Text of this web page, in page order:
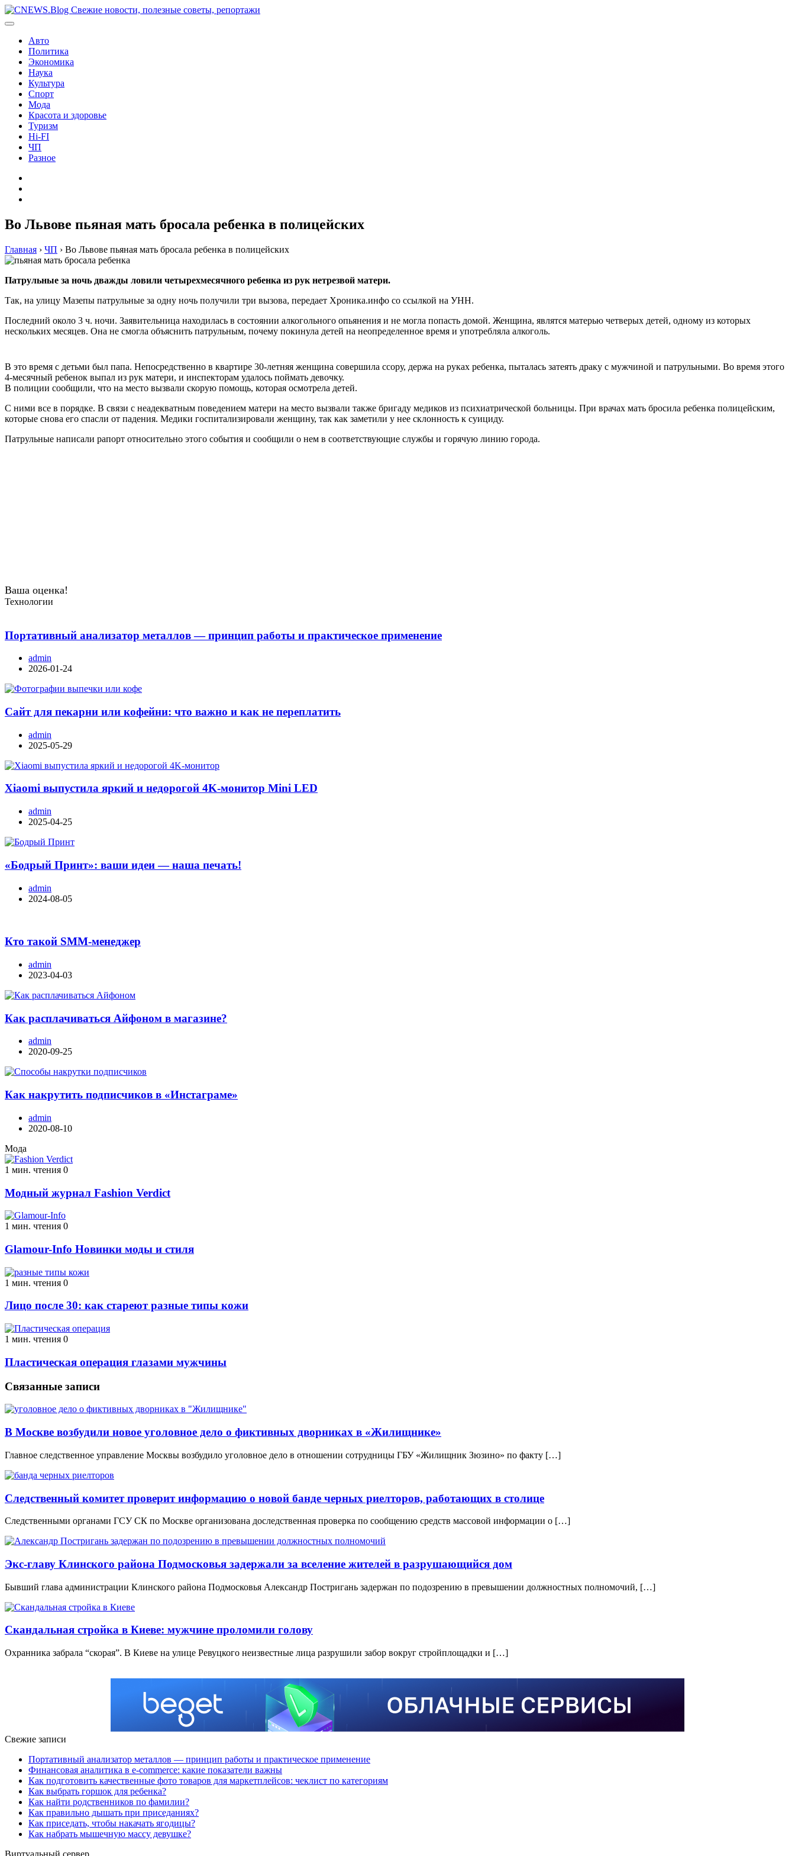
Перейти
к
Авто
Политика
Экономика
Наука
Культура
Спорт
Мода
Красота и здоровье
Туризм
Hi-FI
ЧП
Разное
Во Львове пьяная мать бросала ребенка в полицейских
Главная › ЧП › Во Львове пьяная мать бросала ребенка в полицейских
Патрульные за ночь дважды ловили четырехмесячного ребенка из рук нетрезвой матери.
Так, на улицу Мазепы патрульные за одну ночь получили три вызова, передает Хроника.инфо со ссылкой на УНН.
Последний около 3 ч. ночи. Заявительница находилась в состоянии алкогольного опьянения и не могла попасть домой. Женщина, являтся матерью четверых детей, одному из которых
нескольких месяцев. Она не смогла объяснить патрульным, почему покинула детей на неопределенное время и употребляла алкоголь.
В это время с детьми был папа. Непосредственно в квартире 30-летняя женщина совершила ссору, держа на руках ребенка, пыталась затеять драку с мужчиной и патрульными. Во время этого
4-месячный ребенок выпал из рук матери, и инспекторам удалось поймать девочку.
В полиции сообщили, что на место вызвали скорую помощь, которая осмотрела детей.
С ними все в порядке. В связи с неадекватным поведением матери на место вызвали также бригаду медиков из психиатрической больницы. При врачах мать бросила ребенка полицейским,
которые снова его спасли от падения. Медики госпитализировали женщину, так как заметили у нее склонность к суициду.
Патрульные написали рапорт относительно этого события и сообщили о нем в соответствующие службы и горячую линию города.
Ваша оценка!
Технологии
Портативный анализатор металлов — принцип работы и практическое применение
admin
2026-01-24
Сайт для пекарни или кофейни: что важно и как не переплатить
admin
2025-05-29
Xiaomi выпустила яркий и недорогой 4K-монитор Mini LED
admin
2025-04-25
«Бодрый Принт»: ваши идеи — наша печать!
admin
2024-08-05
Кто такой SMM-менеджер
admin
2023-04-03
Как расплачиваться Айфоном в магазине?
admin
2020-09-25
Как накрутить подписчиков в «Инстаграме»
admin
2020-08-10
Мода
1 мин. чтения 0
Модный журнал Fashion Verdict
1 мин. чтения 0
Glamour-Info Новинки моды и стиля
1 мин. чтения 0
Лицо после 30: как стареют разные типы кожи
1 мин. чтения 0
Пластическая операция глазами мужчины
Связанные записи
В Москве возбудили новое уголовное дело о фиктивных дворниках в «Жилищнике»
Главное следственное управление Москвы возбудило уголовное дело в отношении сотрудницы ГБУ «Жилищник Зюзино» по факту […]
Следственный комитет проверит информацию о новой банде черных риелторов, работающих в столице
Следственными органами ГСУ СК по Москве организована доследственная проверка по сообщению средств массовой информации о […]
Экс-главу Клинского района Подмосковья задержали за вселение жителей в разрушающийся дом
Бывший глава администрации Клинского района Подмосковья Александр Постригань задержан по подозрению в превышении должностных полномочий, […]
Скандальная стройка в Киеве: мужчине проломили голову
Охранника забрала “скорая”. В Киеве на улице Ревуцкого неизвестные лица разрушили забор вокруг стройплощадки и […]
Свежие записи
Портативный анализатор металлов — принцип работы и практическое применение
Финансовая аналитика в e-commerce: какие показатели важны
Как подготовить качественные фото товаров для маркетплейсов: чеклист по категориям
Как выбрать горшок для ребенка?
Как найти родственников по фамилии?
Как правильно дышать при приседаниях?
Как приседать, чтобы накачать ягодицы?
Как набрать мышечную массу девушке?
Виртуальный сервер